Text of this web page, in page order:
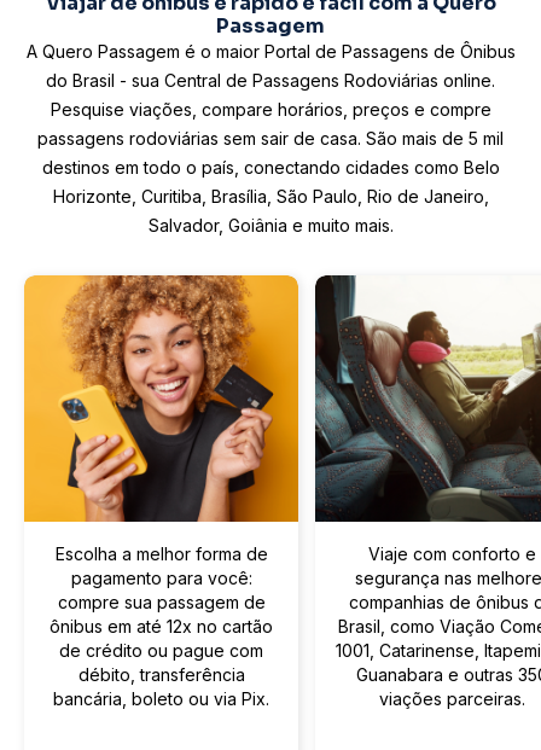
Passagem
A Quero Passagem é o maior Portal de Passagens de Ônibus
do Brasil - sua Central de Passagens Rodoviárias online.
Pesquise viações, compare horários, preços e compre
passagens rodoviárias sem sair de casa. São mais de 5 mil
destinos em todo o país, conectando cidades como Belo
Horizonte, Curitiba, Brasília, São Paulo, Rio de Janeiro,
Salvador, Goiânia e muito mais.
Escolha a melhor forma de
pagamento para você:
compre sua passagem de
ônibus em até 12x no cartão
de crédito ou pague com
débito, transferência
bancária, boleto ou via Pix.
Viaje com conforto e
segurança nas
companhias de ônibus
Brasil, como Viação
1001, Catarinense,
Guanabara e outras
viações parceiras.